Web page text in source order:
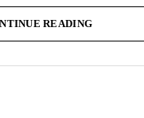
READING